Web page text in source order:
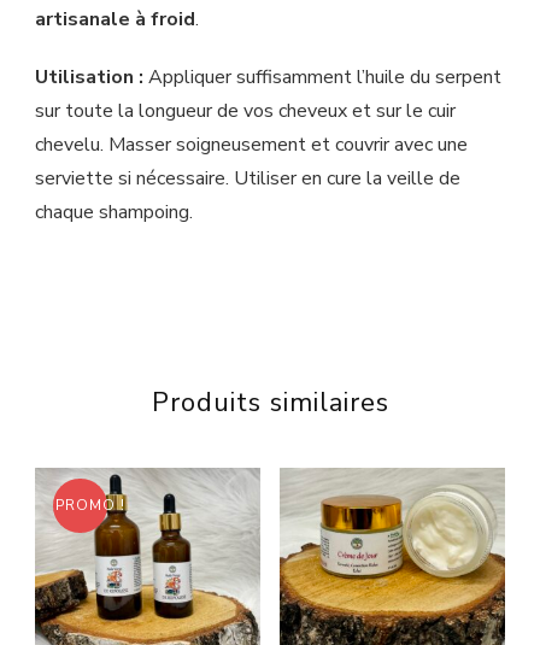
artisanale à froid.
Utilisation : Appliquer suffisamment l’huile du serpent
sur toute la longueur de vos cheveux et sur le cuir
chevelu. Masser soigneusement et couvrir avec une
serviette si nécessaire. Utiliser en cure la veille de
chaque shampoing.
Produits similaires
PROMO !